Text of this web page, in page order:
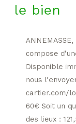
le bien
compose
Disponible
nous
cartier.com/
60€ Soit un
des lieux :